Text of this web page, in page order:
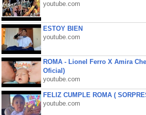
youtube.com
ESTOY BIEN
youtube.com
ROMA - Lionel Ferro X Amira
Oficial)
youtube.com
FELIZ CUMPLE ROMA (
youtube.com